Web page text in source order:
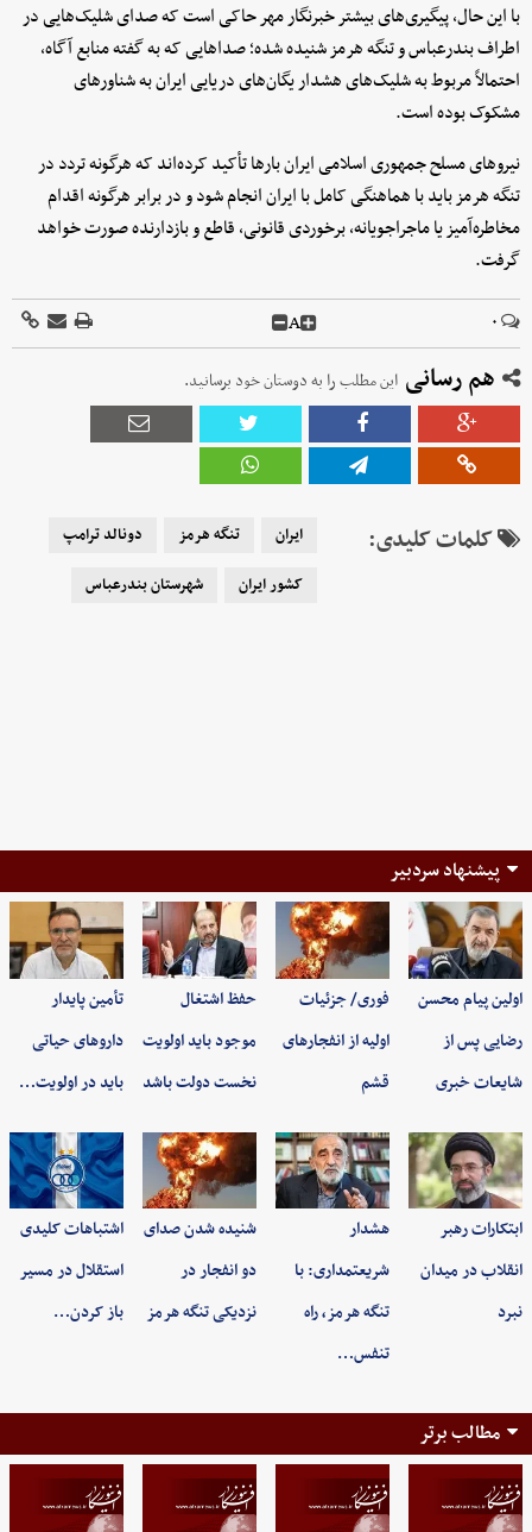
با این حال، پیگیری‌های بیشتر خبرنگار مهر حاکی است که صدای شلیک‌هایی در
اطراف بندرعباس و تنگه هرمز شنیده شده؛ صداهایی که به گفته منابع آگاه،
احتمالاً مربوط به شلیک‌های هشدار یگان‌های دریایی ایران به شناورهای
مشکوک بوده است.
نیروهای مسلح جمهوری اسلامی ایران بارها تأکید کرده‌اند که هرگونه تردد در
تنگه هرمز باید با هماهنگی کامل با ایران انجام شود و در برابر هرگونه اقدام
مخاطره‌آمیز یا ماجراجویانه، برخوردی قانونی، قاطع و بازدارنده صورت خواهد
گرفت.
۰ A
هم رسانی این مطلب را به دوستان خود برسانید.
کلمات کلیدی: ایران تنگه هرمز
دونالد ترامپ
کشور ایران
شهرستان بندرعباس
پیشنهاد سردبیر
اولین پیام محسن
رضایی پس از
شایعات خبری
فوری/ جزئیات
اولیه از انفجارهای
قشم
حفظ اشتغال
موجود باید اولویت
نخست دولت باشد
تأمین پایدار
داروهای حیاتی
باید در اولویت…
ابتکارات رهبر
انقلاب در میدان
نبرد
هشدار
شریعتمداری: با
تنگه هرمز، راه
تنفس…
شنیده شدن صدای
دو انفجار در
نزدیکی تنگه هرمز
اشتباهات کلیدی
استقلال در مسیر
باز کردن…
مطالب برتر